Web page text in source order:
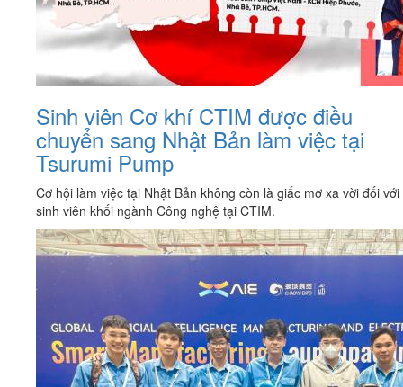
Sinh viên Cơ khí CTIM được điều
chuyển sang Nhật Bản làm việc tại
Tsurumi Pump
Cơ hội làm việc tại Nhật Bản không còn là giấc mơ xa vời đối với
sinh viên khối ngành Công nghệ tại CTIM.